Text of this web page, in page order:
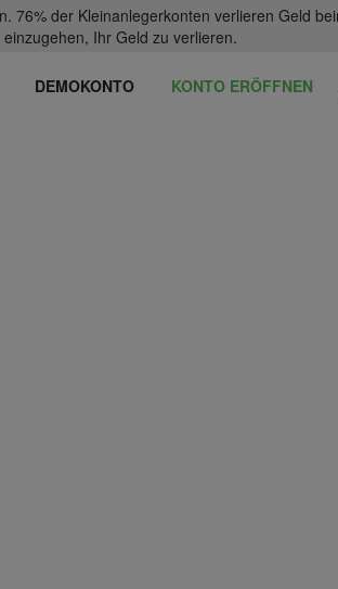
der Kleinanlegerkonten verlieren Geld
Ihr Geld zu verlieren.
DEMOKONTO KONTO ERÖFFNEN